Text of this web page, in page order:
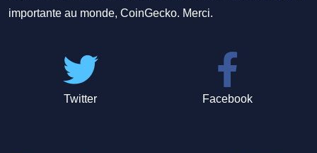
importante au monde, CoinGecko. Merci.
Twitter Facebook